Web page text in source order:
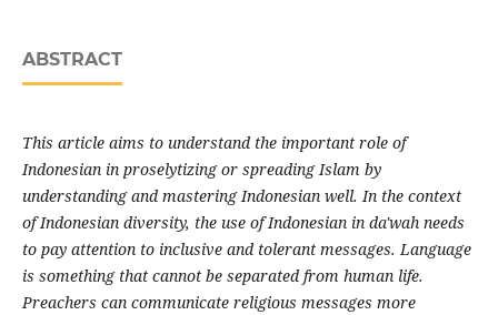
ABSTRACT
This article aims to understand the important role of
Indonesian in proselytizing or spreading Islam by
understanding and mastering Indonesian well. In the context
of Indonesian diversity, the use of Indonesian in da'wah needs
to pay attention to inclusive and tolerant messages. Language
is something that cannot be separated from human life.
Preachers can communicate religious messages more